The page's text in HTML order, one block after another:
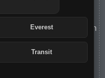
Đồng Hới, Quảng Bình
Everest
Transit